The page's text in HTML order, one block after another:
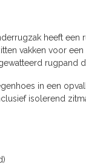
heeft
vakken voor
rugpand
in een
isolerend